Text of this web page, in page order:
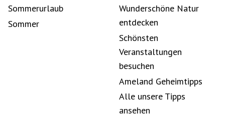
Sommerurlaub
Sommer
Wunderschöne Natur
entdecken
Schönsten
Veranstaltungen
besuchen
Ameland Geheimtipps
Alle unsere Tipps
ansehen